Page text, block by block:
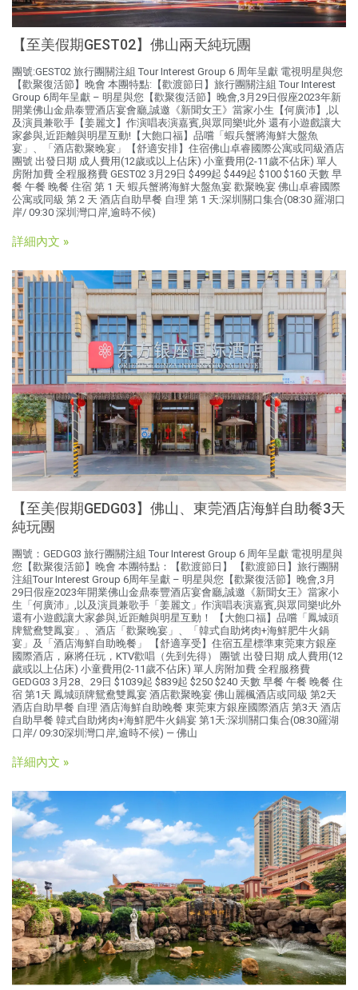
【至美假期GEST02】佛山兩天純玩團
團號:GEST02 旅行團關注組 Tour Interest Group 6 周年呈獻 電視明星與您
【歡聚復活節】晚會 本團特點:【歡渡節日】旅行團關注組 Tour Interest
Group 6周年呈獻 – 明星與您【歡聚復活節】晚會,3月29日假座2023年新
開業佛山金鼎泰豐酒店宴會廳,誠邀《新聞女王》當家小生【何廣沛】,以
及演員兼歌手【姜麗文】作演唱表演嘉賓,與眾同樂!此外 還有小遊戲讓大
家參與,近距離與明星互動!【大飽口福】品嚐「蝦兵蟹將海鮮大盤魚
宴」、「酒店歡聚晚宴」【舒適安排】住宿佛山卓睿國際公寓或同級酒店
團號 出發日期 成人費用(12歲或以上佔床) 小童費用(2-11歲不佔床) 單人
房附加費 全程服務費 GEST02 3月29日 $499起 $449起 $100 $160 天數 早
餐 午餐 晚餐 住宿 第 1 天 蝦兵蟹將海鮮大盤魚宴 歡聚晚宴 佛山卓睿國際
公寓或同級 第 2 天 酒店自助早餐 自理 第 1 天:深圳關口集合(08:30 羅湖口
岸/ 09:30 深圳灣口岸,逾時不候)
詳細內文 »
【至美假期GEDG03】佛⼭、東莞酒店海鮮⾃助餐3天
純玩團
團號：GEDG03 旅行團關注組 Tour Interest Group 6 周年呈獻 電視明星與
您【歡聚復活節】晚會 本團特點：【歡渡節日】 【歡渡節日】旅行團關
注組Tour Interest Group 6周年呈獻 – 明星與您【歡聚復活節】晚會,3月
29日假座2023年開業佛山金鼎泰豐酒店宴會廳,誠邀《新聞女王》當家小
生「何廣沛」,以及演員兼歌手「姜麗文」作演唱表演嘉賓,與眾同樂!此外
還有小遊戲讓大家參與,近距離與明星互動！ 【大飽口福】品嚐「鳳城頭
牌鴛鴦雙鳳宴」、酒店「歡聚晚宴」、「韓式自助烤肉+海鮮肥牛火鍋
宴」及「酒店海鮮自助晚餐」 【舒適享受】住宿五星標準東莞東方銀座
國際酒店，麻將任玩，KTV歡唱（先到先得） 團號 出發日期 成人費用(12
歲或以上佔床) 小童費用(2-11歲不佔床) 單人房附加費 全程服務費
GEDG03 3月28、29日 $1039起 $839起 $250 $240 天數 早餐 午餐 晚餐 住
宿 第1天 鳳城頭牌鴛鴦雙鳳宴 酒店歡聚晚宴 佛山麗楓酒店或同級 第2天
酒店自助早餐 自理 酒店海鮮自助晚餐 東莞東方銀座國際酒店 第3天 酒店
自助早餐 韓式自助烤肉+海鮮肥牛火鍋宴 第1天:深圳關口集合(08:30羅湖
口岸/ 09:30深圳灣口岸,逾時不候) — 佛山
詳細內文 »